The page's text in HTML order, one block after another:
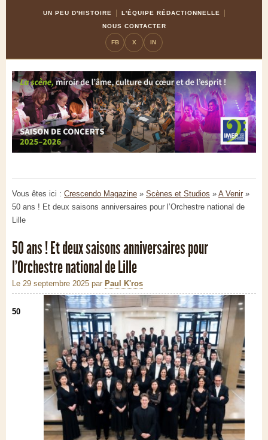
UN PEU D'HISTOIRE
L'ÉQUIPE RÉDACTIONNELLE
NOUS CONTACTER
FB X IN
Vous êtes ici : Crescendo Magazine » Scènes et Studios » A Venir »
50 ans ! Et deux saisons anniversaires pour l’Orchestre national de
Lille
50 ans ! Et deux saisons anniversaires pour
l’Orchestre national de Lille
Le 29 septembre 2025 par Paul K'ros
50